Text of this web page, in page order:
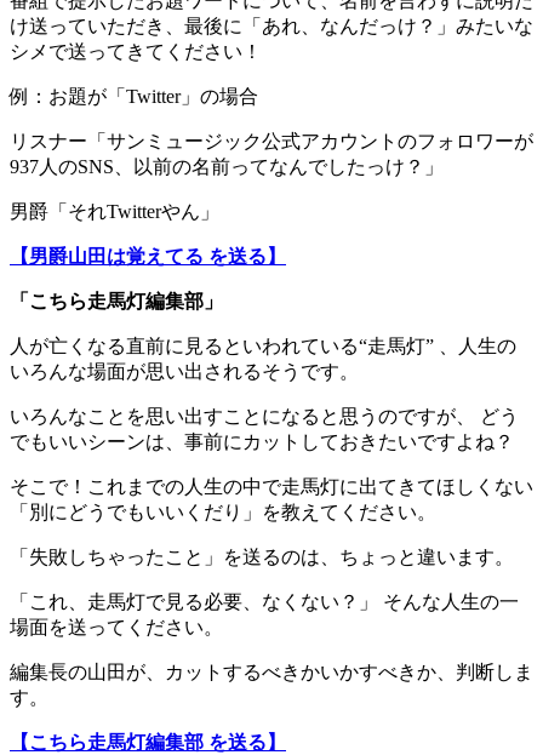
け送っていただき、最後に「あれ、なんだっけ？」みたいな
シメで送ってきてください！
例：お題が「Twitter」の場合
リスナー「サンミュージック公式アカウントのフォロワーが
937人のSNS、以前の名前ってなんでしたっけ？」
男爵「それTwitterやん」
【男爵山田は覚えてる を送る】
「こちら走馬灯編集部」
人が亡くなる直前に見るといわれている“走馬灯” 、人生の
いろんな場面が思い出されるそうです。
いろんなことを思い出すことになると思うのですが、 どう
でもいいシーンは、事前にカットしておきたいですよね？
そこで！これまでの人生の中で走馬灯に出てきてほしくない
「別にどうでもいいくだり」を教えてください。
「失敗しちゃったこと」を送るのは、ちょっと違います。
「これ、走馬灯で見る必要、なくない？」 そんな人生の一
場面を送ってください。
編集長の山田が、カットするべきかいかすべきか、判断しま
す。
【こちら走馬灯編集部 を送る】